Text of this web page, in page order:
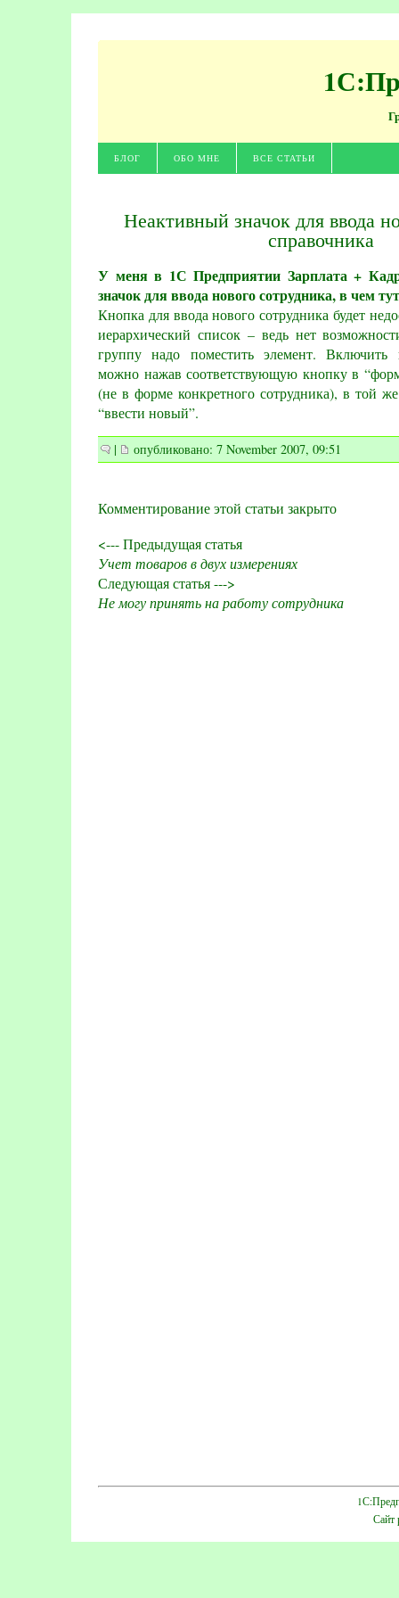
БЛОГ ОБО МНЕ ВСЕ СТАТЬИ
Неактивный значок для ввода
справочника
У меня в 1С Предприятии Зарплата +
значок для ввода нового сотрудника, в чем
Кнопка для ввода нового сотрудника будет
иерархический список – ведь нет
группу надо поместить элемент. Включить
можно нажав соответствующую кнопку в
(не в форме конкретного сотрудника), в той
“ввести новый”.
| опубликовано: 7 November 2007, 09:51
Комментирование этой статьи закрыто
<--- Предыдущая статья
Учет товаров в двух измерениях
Следующая статья --->
Не могу принять на работу сотрудника
Сайт